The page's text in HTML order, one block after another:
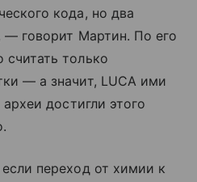
кода, но два
— говорит Мартин. По его
только
— а значит, LUCA ими
достигли этого
переход от химии к